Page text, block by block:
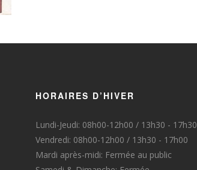
HORAIRES D’HIVER
Lundi-Jeudi: 08h00-12h00 / 13h30 - 17h30
Vendredi: 08h00-12h00 / 13h30 - 17h00
Mardi après-midi: Fermée au public